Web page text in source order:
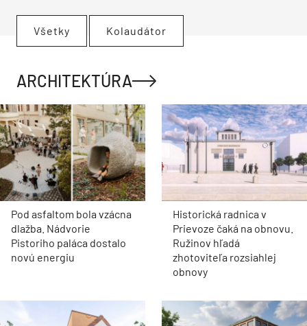
Všetky Kolaudátor
ARCHITEKTÚRA
Pod asfaltom bola vzácna
dlažba. Nádvorie
Pistoriho paláca dostalo
novú energiu
Historická radnica v
Prievoze čaká na obnovu.
Ružinov hľadá
zhotoviteľa rozsiahlej
obnovy